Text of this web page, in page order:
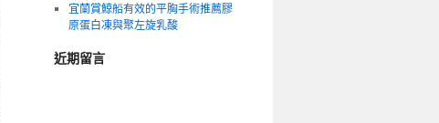
宜蘭賞鯨船有效的平胸手術推薦膠
原蛋白凍與聚左旋乳酸
近期留言